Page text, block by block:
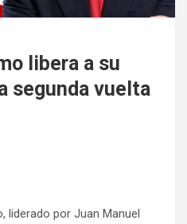
libera a su
segunda vuelta
liderado por Juan Manuel